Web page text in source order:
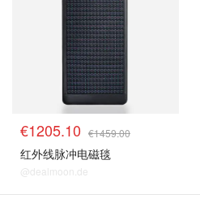
€1205.10 €1459.00
红外线脉冲电磁毯
@dealmoon.de